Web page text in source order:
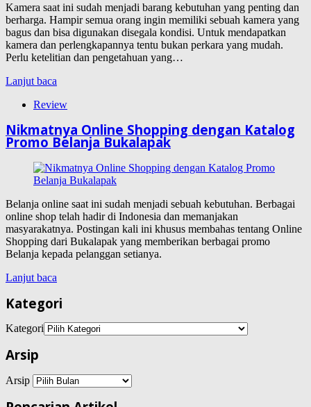
Kamera saat ini sudah menjadi barang kebutuhan yang penting dan
berharga. Hampir semua orang ingin memiliki sebuah kamera yang
bagus dan bisa digunakan disegala kondisi. Untuk mendapatkan
kamera dan perlengkapannya tentu bukan perkara yang mudah.
Perlu ketelitian dan pengetahuan yang…
Lanjut baca
Review
Nikmatnya Online Shopping dengan Katalog
Promo Belanja Bukalapak
Belanja online saat ini sudah menjadi sebuah kebutuhan. Berbagai
online shop telah hadir di Indonesia dan memanjakan
masyarakatnya. Postingan kali ini khusus membahas tentang Online
Shopping dari Bukalapak yang memberikan berbagai promo
Belanja kepada pelanggan setianya.
Lanjut baca
Kategori
Kategori
Arsip
Arsip